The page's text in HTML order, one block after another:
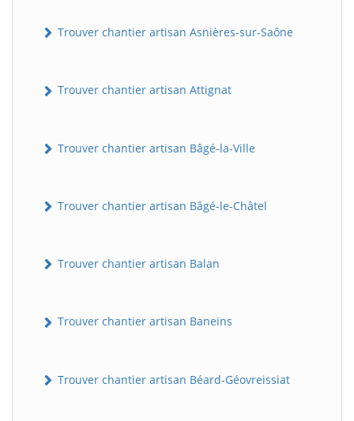
Trouver chantier artisan Asnières-sur-Saône
Trouver chantier artisan Attignat
Trouver chantier artisan Bâgé-la-Ville
Trouver chantier artisan Bâgé-le-Châtel
Trouver chantier artisan Balan
Trouver chantier artisan Baneins
Trouver chantier artisan Béard-Géovreissiat